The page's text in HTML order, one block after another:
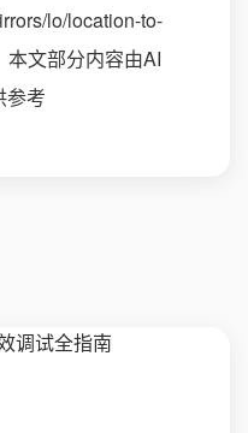
lo/location-to-
文部分内容由AI
参考